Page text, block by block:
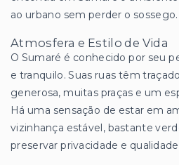
ao urbano sem perder o sossego.
Atmosfera e Estilo de Vida
O Sumaré é conhecido por seu
e tranquilo. Suas ruas têm
generosa, muitas praças e um
Há uma sensação de estar em
vizinhança estável, bastante
preservar privacidade e